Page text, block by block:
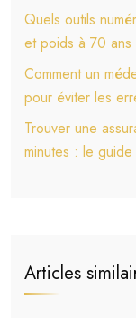
Quels outils
et poids à 70 ans
Comment un
pour éviter les
Trouver une
minutes : le guide
Articles